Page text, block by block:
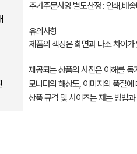
추가주문사양 별도산정 : 인쇄,배
유의사항
제품의 색상은 화면과 다소 차이가
제공되는 상품의 사진은 이해를
모니터의 해상도, 이미지의 품질
상품 규격 및 사이즈는 재는 방법